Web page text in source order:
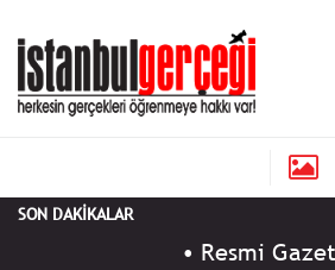
SON DAKİKALAR
Resmi Gazete'de